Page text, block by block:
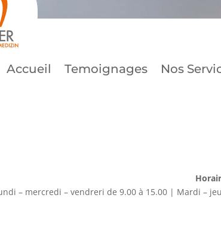
Accueil Temoignages Nos
– mercredi – vendreri de 9.00 à 15.00 | Mardi –